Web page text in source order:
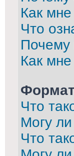
Как
Что
Почему
Как
Что
Могу
Что